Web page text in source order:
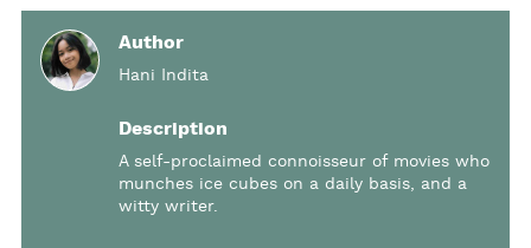
Author
Hani Indita
Description
A self-proclaimed connoisseur of movies who
munches ice cubes on a daily basis, and a
witty writer.